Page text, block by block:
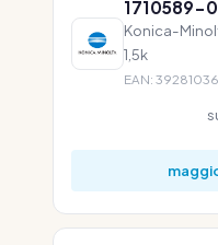
1710589-
Konica-
1,5k
EAN: